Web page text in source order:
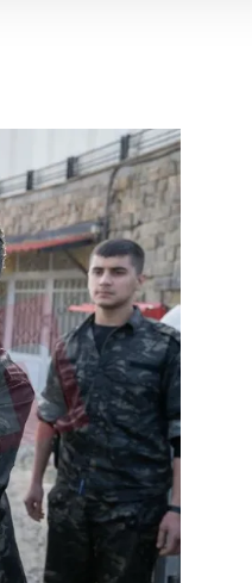
Aydınlatma
lütfentıklayınız .